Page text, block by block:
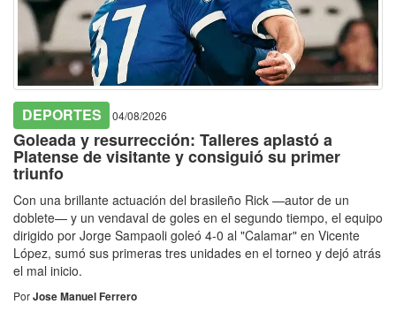
DEPORTES 04/08/2026
Goleada y resurrección: Talleres aplastó a
Platense de visitante y consiguió su primer
triunfo
Con una brillante actuación del brasileño Rick —autor de un
doblete— y un vendaval de goles en el segundo tiempo, el equipo
dirigido por Jorge Sampaoli goleó 4-0 al "Calamar" en Vicente
López, sumó sus primeras tres unidades en el torneo y dejó atrás
el mal inicio.
PorJose Manuel Ferrero